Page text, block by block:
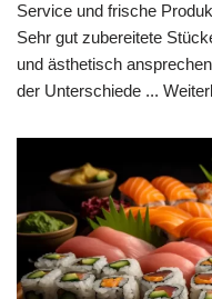
Service und frische
Sehr gut zubereitete
und ästhetisch
der Unterschiede ...